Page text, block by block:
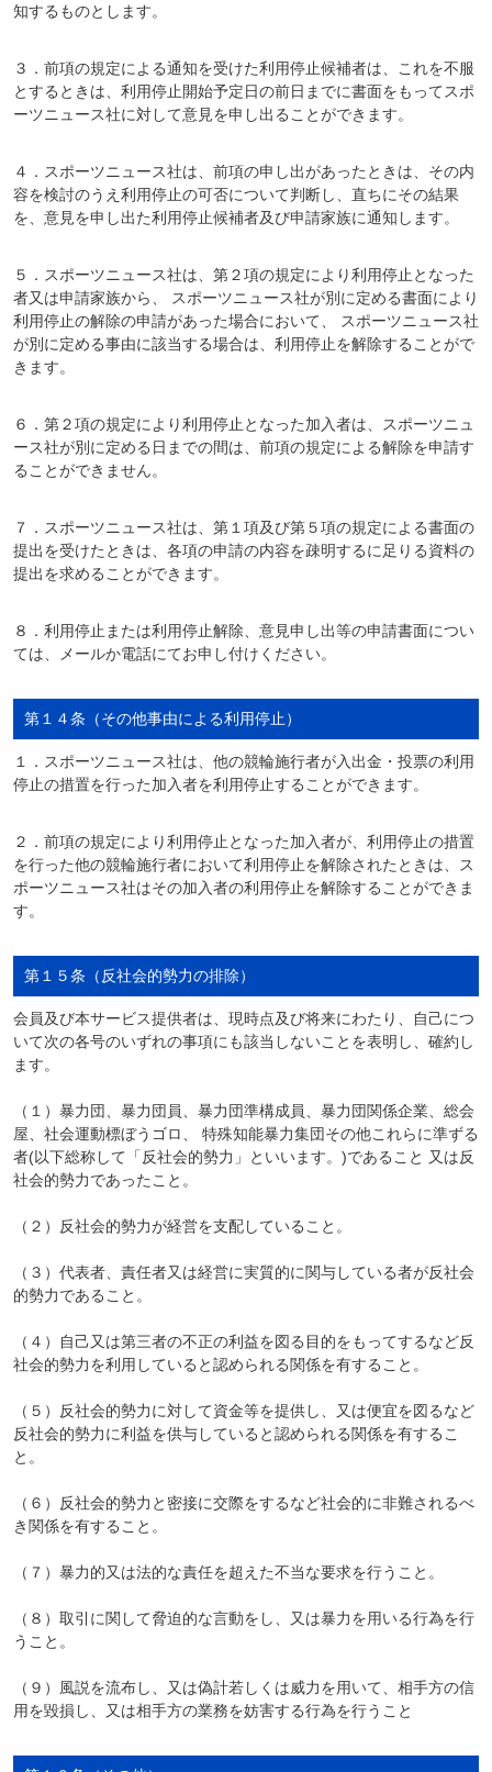
知するものとします。
３．前項の規定による通知を受けた利用停止候補者は、これを不服
とするときは、利用停止開始予定日の前日までに書面をもってスポ
ーツニュース社に対して意見を申し出ることができます。
４．スポーツニュース社は、前項の申し出があったときは、その内
容を検討のうえ利用停止の可否について判断し、直ちにその結果
を、意見を申し出た利用停止候補者及び申請家族に通知します。
５．スポーツニュース社は、第２項の規定により利用停止となった
者又は申請家族から、 スポーツニュース社が別に定める書面により
利用停止の解除の申請があった場合において、 スポーツニュース社
が別に定める事由に該当する場合は、利用停止を解除することがで
きます。
６．第２項の規定により利用停止となった加入者は、スポーツニュ
ース社が別に定める日までの間は、前項の規定による解除を申請す
ることができません。
７．スポーツニュース社は、第１項及び第５項の規定による書面の
提出を受けたときは、各項の申請の内容を疎明するに足りる資料の
提出を求めることができます。
８．利用停止または利用停止解除、意見申し出等の申請書面につい
ては、メールか電話にてお申し付けください。
第１４条（その他事由による利用停止）
１．スポーツニュース社は、他の競輪施行者が入出金・投票の利用
停止の措置を行った加入者を利用停止することができます。
２．前項の規定により利用停止となった加入者が、利用停止の措置
を行った他の競輪施行者において利用停止を解除されたときは、ス
ポーツニュース社はその加入者の利用停止を解除することができま
す。
第１５条（反社会的勢力の排除）
会員及び本サービス提供者は、現時点及び将来にわたり、自己につ
いて次の各号のいずれの事項にも該当しないことを表明し、確約し
ます。
（１）暴力団、暴力団員、暴力団準構成員、暴力団関係企業、総会
屋、社会運動標ぼうゴロ、 特殊知能暴力集団その他これらに準ずる
者(以下総称して「反社会的勢力」といいます。)であること 又は反
社会的勢力であったこと。
（２）反社会的勢力が経営を支配していること。
（３）代表者、責任者又は経営に実質的に関与している者が反社会
的勢力であること。
（４）自己又は第三者の不正の利益を図る目的をもってするなど反
社会的勢力を利用していると認められる関係を有すること。
（５）反社会的勢力に対して資金等を提供し、又は便宜を図るなど
反社会的勢力に利益を供与していると認められる関係を有するこ
と。
（６）反社会的勢力と密接に交際をするなど社会的に非難されるべ
き関係を有すること。
（７）暴力的又は法的な責任を超えた不当な要求を行うこと。
（８）取引に関して脅迫的な言動をし、又は暴力を用いる行為を行
うこと。
（９）風説を流布し、又は偽計若しくは威力を用いて、相手方の信
用を毀損し、又は相手方の業務を妨害する行為を行うこと